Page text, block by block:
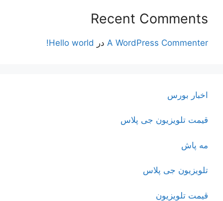
Recent Comments
A WordPress Commenter در Hello world!
اخبار بورس
قیمت تلویزیون جی پلاس
مه پاش
تلویزیون جی پلاس
قیمت تلویزیون